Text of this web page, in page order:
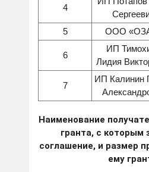
4
5 ООО
6
ИП
Лидия
7
ИП Калинин
Наименование
гранта, с которым
соглашение, и размер
ему